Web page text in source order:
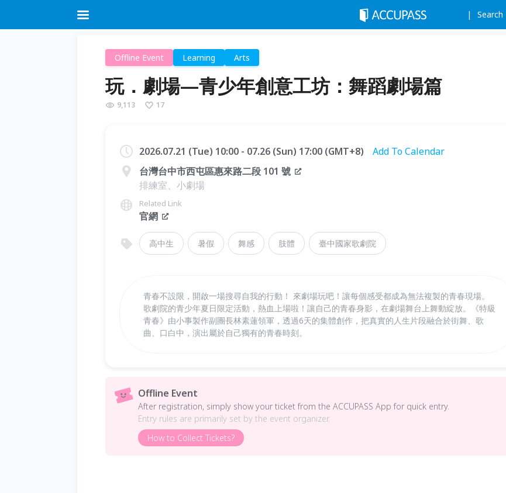
Search
Offline Event Learning Arts
玩．劇場—青少年創意工坊：舞蹈劇場篇
9,113 17
2026.07.21 (Tue) 10:00 - 07.26 (Sun) 17:00 (GMT+8)
Add To Calendar
台灣台中市西屯區惠來路二段 101 號
排練室、小劇場
Related Link
官網
高中生 暑假 舞感 肢體 臺中國家歌劇院
青春不設限，開啟一場搜尋自我的行動！ 來劇場玩吧！讓每個感受都成為無法複製的青春現場。
歌劇院的青少年夏日限定活動，熱血上場啦！讓自己的青春身影，在劇場舞台上舞動綻放。《特級
青春》由小事製作副團長林素蓮領軍，透過6天的集體創作，把真實的人生片段融合於街舞、歌
曲、口白中，演出屬於自己獨有的青春時刻。
Offline Event
After registration, simply show your ticket from the ACCUPASS App for quick entry.
Entry rules are primarily set by the event organizer.
How to Collect Tickets?